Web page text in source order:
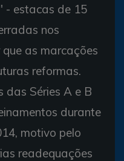
- estacas de 15
nos
as marcações
reformas.
das Séries A e B
durante
motivo pelo
readequações